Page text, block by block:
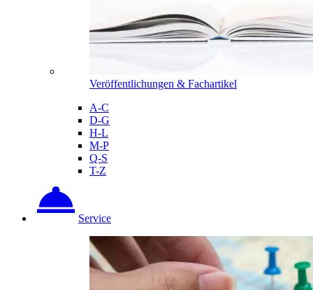
Veröffentlichungen & Fachartikel
A-C
D-G
H-L
M-P
Q-S
T-Z
Service